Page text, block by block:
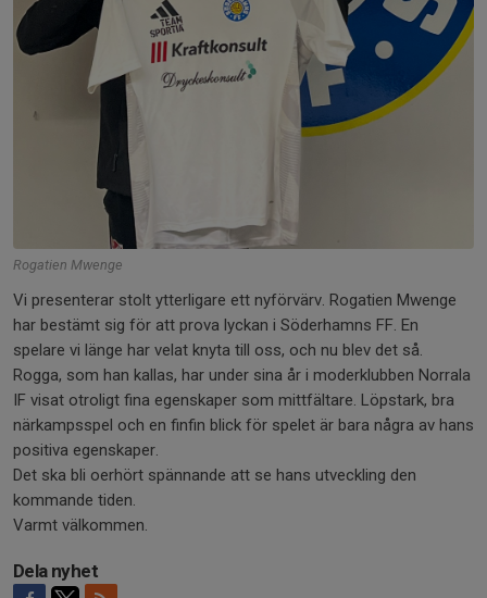
Rogatien Mwenge
Vi presenterar stolt ytterligare ett nyförvärv. Rogatien Mwenge
har bestämt sig för att prova lyckan i Söderhamns FF. En
spelare vi länge har velat knyta till oss, och nu blev det så.
Rogga, som han kallas, har under sina år i moderklubben Norrala
IF visat otroligt fina egenskaper som mittfältare. Löpstark, bra
närkampsspel och en finfin blick för spelet är bara några av hans
positiva egenskaper.
Det ska bli oerhört spännande att se hans utveckling den
kommande tiden.
Varmt välkommen.
Dela nyhet